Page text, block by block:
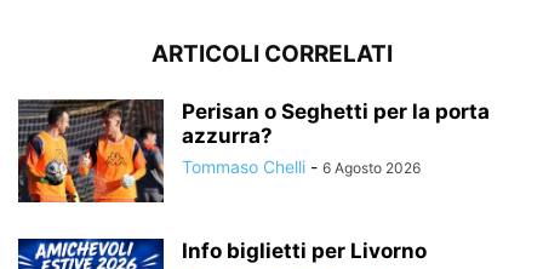
ARTICOLI CORRELATI
Perisan o Seghetti per la porta
azzurra?
Tommaso Chelli - 6 Agosto 2026
Info biglietti per Livorno